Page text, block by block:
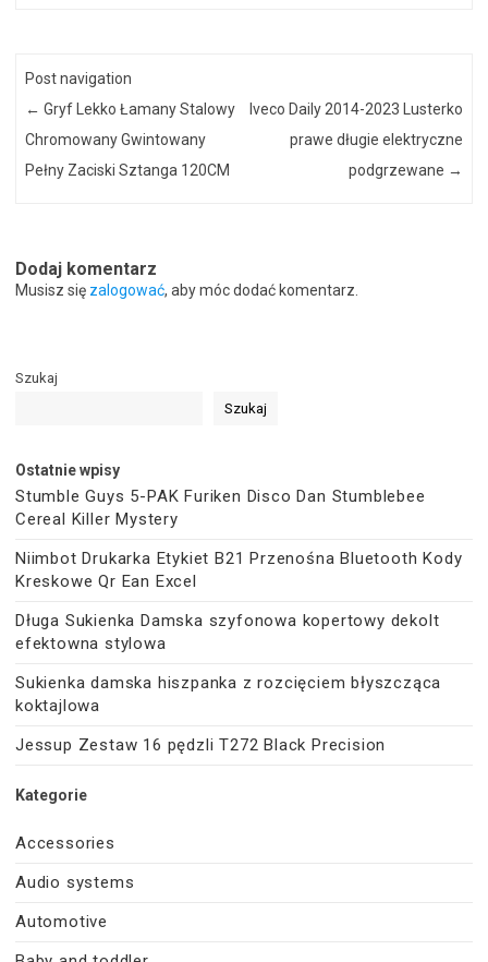
Post navigation
← Gryf Lekko Łamany Stalowy
Chromowany Gwintowany
Pełny Zaciski Sztanga 120CM
Iveco Daily 2014-2023 Lusterko
prawe długie elektryczne
podgrzewane →
Dodaj komentarz
Musisz się zalogować, aby móc dodać komentarz.
Szukaj
Szukaj
Ostatnie wpisy
Stumble Guys 5-PAK Furiken Disco Dan Stumblebee
Cereal Killer Mystery
Niimbot Drukarka Etykiet B21 Przenośna Bluetooth Kody
Kreskowe Qr Ean Excel
Długa Sukienka Damska szyfonowa kopertowy dekolt
efektowna stylowa
Sukienka damska hiszpanka z rozcięciem błyszcząca
koktajlowa
Jessup Zestaw 16 pędzli T272 Black Precision
Kategorie
Accessories
Audio systems
Automotive